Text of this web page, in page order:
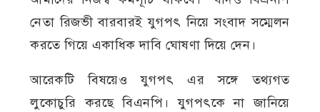
নেতা রিজভী বারবারই যুগপৎ নিয়ে সংবাদ সম্মেলন
করতে গিয়ে একাধিক দাবি ঘোষণা দিয়ে দেন।
আরেকটি বিষয়েও যুগপৎ এর সঙ্গে তথ্যগত
লুকোচুরি করছে বিএনপি। যুগপৎকে না জানিয়ে